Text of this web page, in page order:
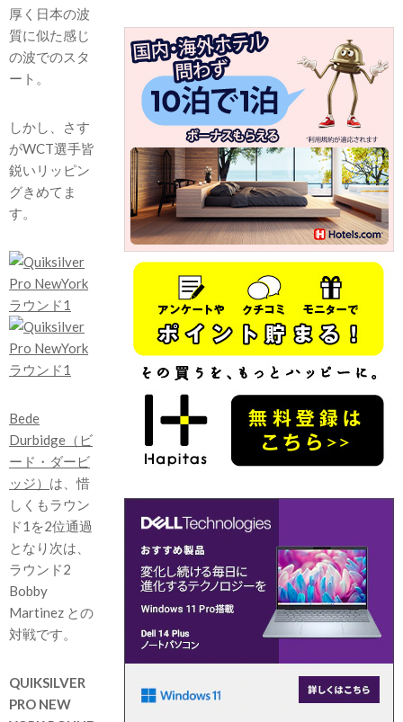
厚く日本の波
質に似た感じ
の波でのスタ
ート。
しかし、さす
がWCT選手皆
鋭いリッピン
グきめてま
す。
Bede
Durbidge（ビ
ード・ダービ
ッジ） は、惜
しくもラウン
ド1を2位通過
となり次は、
ラウンド2
Bobby
Martinez との
対戦です。
QUIKSILVER
PRO NEW